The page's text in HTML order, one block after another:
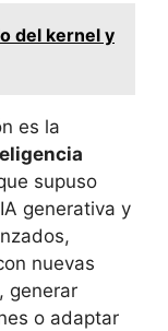
del kernel y
es la
supuso
generativa y
nuevas
generar
o adaptar